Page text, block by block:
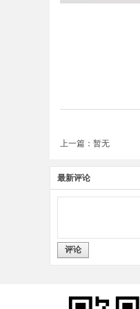
上一篇：暂无
最新评论
评论